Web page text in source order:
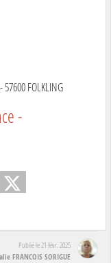
FOLKLING
-
Publié le21 févr. 2025
FRANCOIS SORIGUE